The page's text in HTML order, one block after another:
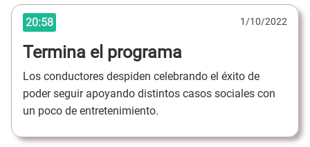
20:58 1/10/2022
Termina el programa
Los conductores despiden celebrando el éxito de
poder seguir apoyando distintos casos sociales con
un poco de entretenimiento.